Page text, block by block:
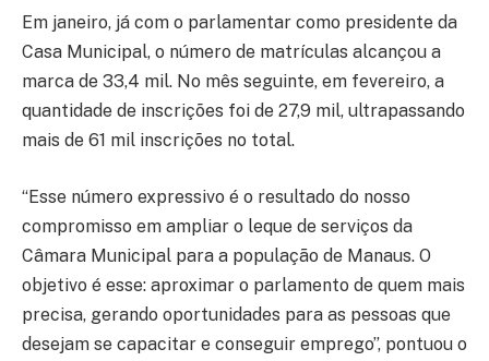
Em janeiro, já com o parlamentar como presidente da
Casa Municipal, o número de matrículas alcançou a
marca de 33,4 mil. No mês seguinte, em fevereiro, a
quantidade de inscrições foi de 27,9 mil, ultrapassando
mais de 61 mil inscrições no total.
“Esse número expressivo é o resultado do nosso
compromisso em ampliar o leque de serviços da
Câmara Municipal para a população de Manaus. O
objetivo é esse: aproximar o parlamento de quem mais
precisa, gerando oportunidades para as pessoas que
desejam se capacitar e conseguir emprego”, pontuou o